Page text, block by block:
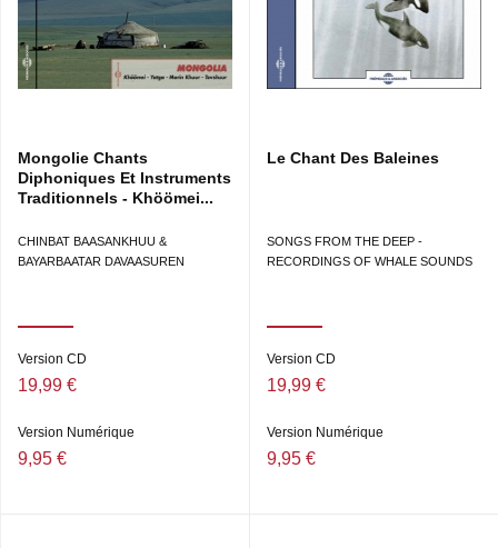
Ecouter les chants d'oiseaux sur CD : Sons et
ambiances naturelles des écosystèmes - Stéreo and
digital recording of the natural landscape sound.
Natural sound sceneries of écosystems, Voices of the
Mongolie Chants
Diphoniques Et Instruments
Traditionnels - Khöömei...
CHINBAT BAASANKHUU &
BAYARBAATAR DAVAASUREN
Version CD
19,99 €
Version Numérique
9,95 €
Le Chant Des Baleines
SONGS FROM THE DEEP -
RECORDINGS OF WHALE SOUNDS
Version CD
19,99 €
Version Numérique
9,95 €